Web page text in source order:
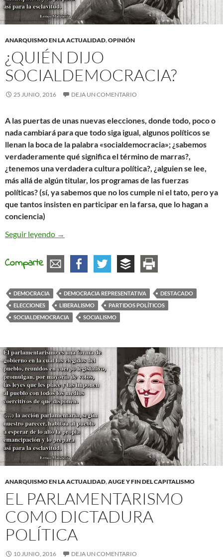
ANARQUISMO EN LA ACTUALIDAD,OPINIÓN
¿QUIÉN DIJO
SOCIALDEMOCRACIA?
25 JUNIO, 2016 DEJA UN COMENTARIO
A las puertas de unas nuevas elecciones, donde todo, poco o
nada cambiará para que todo siga igual, algunos políticos se
llenan la boca de la palabra «socialdemocracia»; ¿sabemos
verdaderamente qué significa el término de marras?,
¿tenemos una verdadera cultura política?, ¿alguien se lee,
más allá de algún titular, los programas de las fuerzas
políticas? (sí, ya sabemos que no los cumple ni el tato, pero ya
que tantos insisten en participar en la farsa, que lo hagan a
conciencia)
Seguir leyendo
¿Quién dijo socialdemocracia?
→
Comparte
DEMOCRACIA DEMOCRACIA REPRESENTATIVA
DESTACADO
ELECCIONES
LIBERALISMO
PARTIDOS POLÍTICOS
SOCIALDEMOCRACIA
SOCIALISMO
ANARQUISMO EN LA ACTUALIDAD,AUGE Y FIN DEL CAPITALISMO
EL PARLAMENTARISMO
COMO DICTADURA
POLÍTICA
10 JUNIO, 2016 DEJA UN COMENTARIO